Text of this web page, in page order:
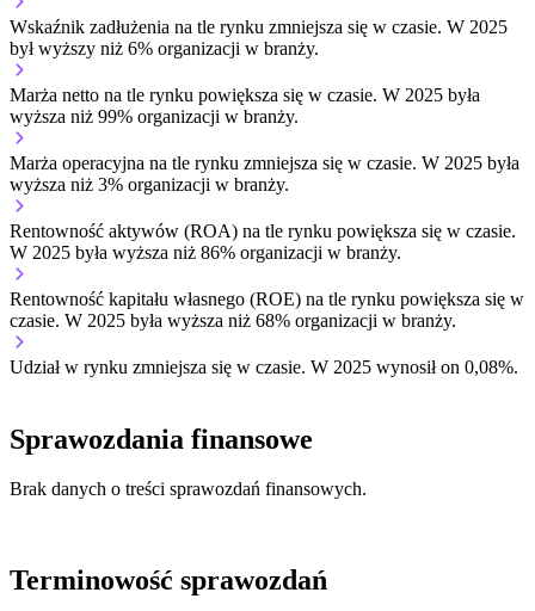
Wskaźnik zadłużenia na tle rynku zmniejsza się w czasie. W 2025
był wyższy niż 6% organizacji w branży.
Marża netto na tle rynku powiększa się w czasie. W 2025 była
wyższa niż 99% organizacji w branży.
Marża operacyjna na tle rynku zmniejsza się w czasie. W 2025 była
wyższa niż 3% organizacji w branży.
Rentowność aktywów (ROA) na tle rynku powiększa się w czasie.
W 2025 była wyższa niż 86% organizacji w branży.
Rentowność kapitału własnego (ROE) na tle rynku powiększa się w
czasie. W 2025 była wyższa niż 68% organizacji w branży.
Udział w rynku zmniejsza się w czasie. W 2025 wynosił on 0,08%.
Sprawozdania finansowe
Brak danych o treści sprawozdań finansowych.
Terminowość sprawozdań